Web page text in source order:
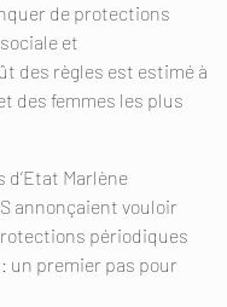
de protections
et
des règles est estimé à
des femmes les plus
Marlène
annonçaient vouloir
périodiques
un premier pas pour